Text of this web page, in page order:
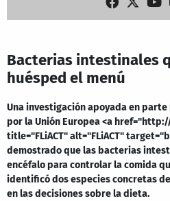
Bacterias intestinales
huésped el menú
Una investigación apoyada en
por la Unión Europea <a
title="FLiACT" alt="FLiACT"
demostrado que las bacterias
encéfalo para controlar la comida
identificó dos especies concretas
en las decisiones sobre la dieta.